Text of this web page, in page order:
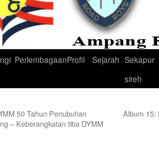
PerlembagaanProfil Sejarah Sekapur
sireh
50 Tahun Penubuhan
– Keberangkatan tiba DYMM
Album 15: